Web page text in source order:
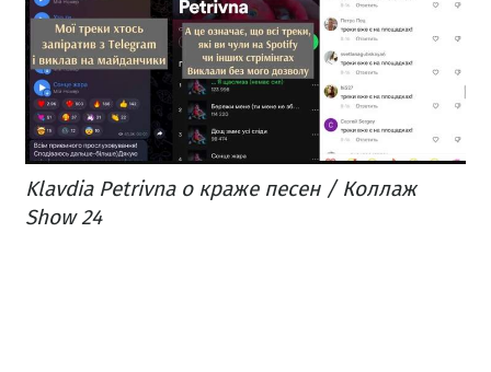
Klavdia Petrivna о краже песен / Коллаж
Show 24